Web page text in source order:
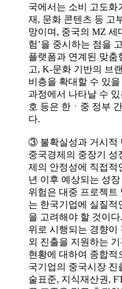
국에서는 소비 고도화
재, 문화 콘텐츠 등 고
망이며, 중국의 MZ 세
험’을 중시하는 점을
플랫폼과 연계된 맞춤
고, K-문화 기반의 브
비층을 확대할 수 있
과정에서 나타날 수
호 등은 한ㆍ중 정부
다.
③ 불확실성과 거시적
중국경제의 중장기 성
제의 안정성에 직접적
년 이후 예상되는 성
위험은 대중 프로젝트
는 한국기업에 실질적
을 고려해야 할 것이
위로 시행되는 경향이
외 진출을 지원하는
현황에 대하여 종합적
국기업의 중국시장 진
술표준, 지식재산권,